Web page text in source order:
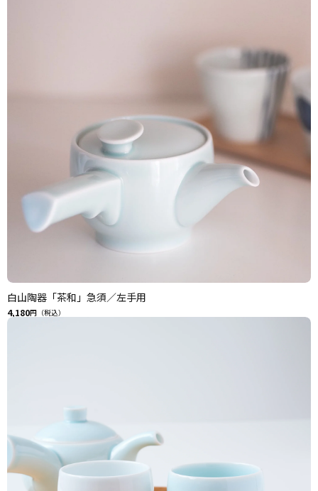
白山陶器「茶和」急須／左手用
4,180円（税込）